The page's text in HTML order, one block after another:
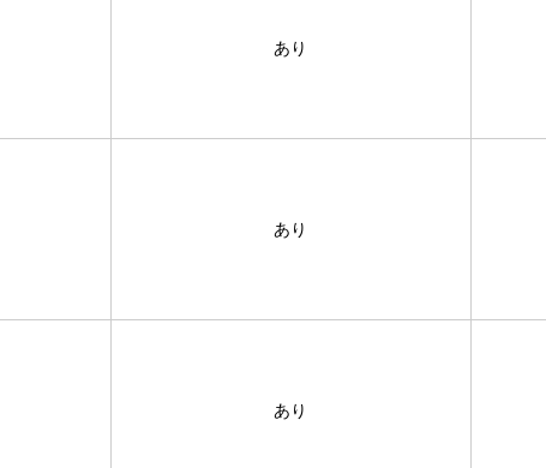
あり
あり
あり